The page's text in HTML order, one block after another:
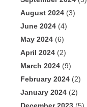
August 2024 (3)
June 2024 (4)
May 2024 (6)
April 2024 (2)
March 2024 (9)
February 2024 (2)
January 2024 (2)